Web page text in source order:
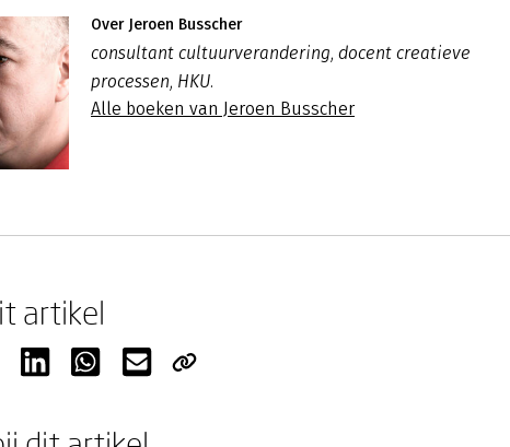
Over Jeroen Busscher
consultant cultuurverandering, docent creatieve
processen, HKU.
Alle boeken van Jeroen Busscher
artikel